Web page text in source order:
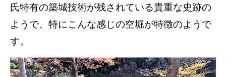
氏特有の築城技術が残されている貴重な史跡の
ようで、特にこんな感じの空堀が特徴のようで
す。